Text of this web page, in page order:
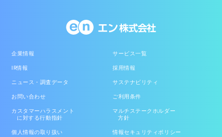
企業情報 サービス一覧
IR情報 採用情報
ニュース・調査データ サステナビリティ
お問い合わせ ご利用条件
カスタマーハラスメント
に対する行動指針
マルチステークホルダー
方針
個人情報の取り扱い 情報セキュリティポリシー